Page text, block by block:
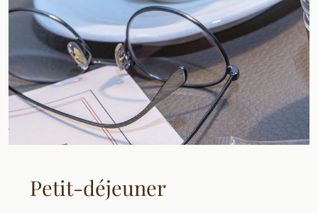
Petit-déjeuner